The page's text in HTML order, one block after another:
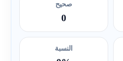
صحيح
0
النسبة